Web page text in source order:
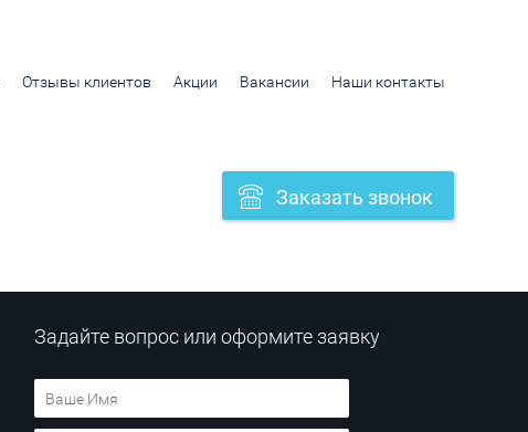
Отзывы клиентов Акции Вакансии Наши контакты
Заказать звонок
Задайте вопрос или оформите заявку